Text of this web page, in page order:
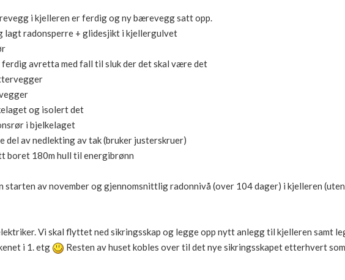
i kjelleren er ferdig og ny bærevegg satt opp.
lagt radonsperre + glidesjikt i kjellergulvet
avretta med fall til sluk der det skal være det
og isolert det
i bjelkelaget
del av nedlekting av tak (bruker justerskruer)
boret 180m hull til energibrønn
starten av november og gjennomsnittlig radonnivå (over 104 dager) i kjelleren
Vi skal flyttet ned sikringsskap og legge opp nytt anlegg til kjelleren samt
i 1. etg
Resten av huset kobles over til det nye sikringsskapet etterhvert